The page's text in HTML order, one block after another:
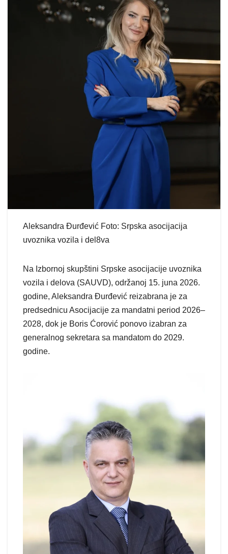
Aleksandra Đurđević Foto: Srpska asocijacija
uvoznika vozila i del8va
Na Izbornoj skupštini Srpske asocijacije uvoznika
vozila i delova (SAUVD), održanoj 15. juna 2026.
godine, Aleksandra Đurđević reizabrana je za
predsednicu Asocijacije za mandatni period 2026–
2028, dok je Boris Ćorović ponovo izabran za
generalnog sekretara sa mandatom do 2029.
godine.